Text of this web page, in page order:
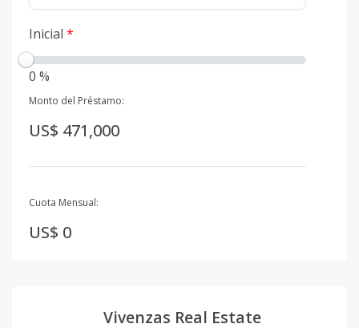
Inicial *
0 %
Monto del Préstamo:
US$ 471,000
Cuota Mensual:
US$ 0
Vivenzas Real Estate